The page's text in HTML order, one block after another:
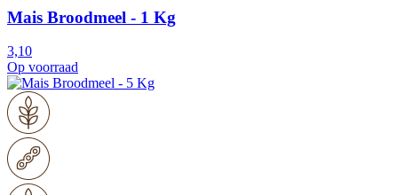
Mais Broodmeel - 1 Kg
3,10
Op voorraad